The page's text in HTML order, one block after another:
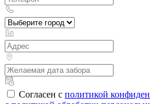
Согласен с политикой